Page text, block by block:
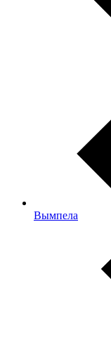
Вымпела